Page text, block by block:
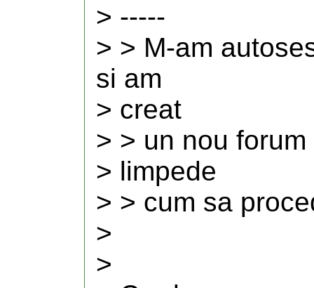
> -----
> > M-am
si am
> creat
> > un nou
> limpede
> > cum sa
>
>